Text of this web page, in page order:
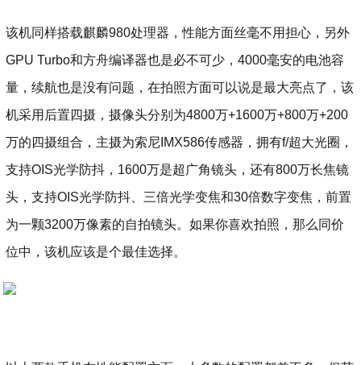
该机同样搭载麒麟980处理器，性能方面丝毫不用担心，另外
GPU Turbo和方舟编译器也是必不可少，4000毫安的电池容
量，续航也是没有问题，在拍照方面可以说是最大亮点了，该
机采用后置四摄，摄像头分别为4800万+1600万+800万+200
万的四摄组合，主摄为索尼IMX586传感器，拥有f/超大光圈，
支持OIS光学防抖，1600万是超广角镜头，还有800万长焦镜
头，支持OIS光学防抖、三倍光学变焦和30倍数字变焦，前置
为一颗3200万像素的自拍镜头。如果你喜欢拍照，那么同价
位中，该机应该是个最佳选择。